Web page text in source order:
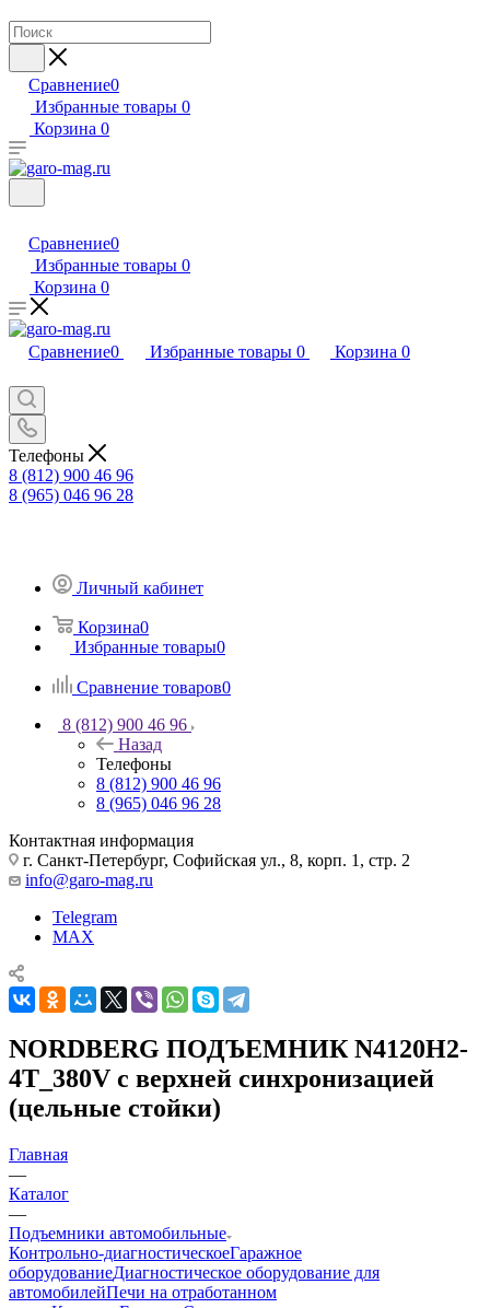
Сравнение0
Избранные товары 0
Корзина 0
Сравнение0
Избранные товары 0
Корзина 0
Сравнение0 Избранные товары 0 Корзина 0
Телефоны
8 (812) 900 46 96
8 (965) 046 96 28
Личный кабинет
Корзина0
Избранные товары0
Сравнение товаров0
8 (812) 900 46 96
Назад
Телефоны
8 (812) 900 46 96
8 (965) 046 96 28
Контактная информация
г. Санкт-Петербург, Софийская ул., 8, корп. 1, стр. 2
info@garo-mag.ru
Telegram
MAX
NORDBERG ПОДЪЕМНИК N4120H2-
4T_380V с верхней синхронизацией
(цельные стойки)
Главная
—
Каталог
—
Подъемники автомобильные
Контрольно-диагностическоеГаражное
оборудованиеДиагностическое оборудование для
автомобилейПечи на отработанном